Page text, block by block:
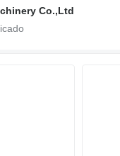
Co.,Ltd